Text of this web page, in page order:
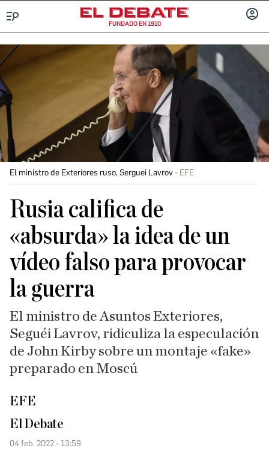
FUNDADO EN 1910
El ministro de Exteriores ruso, Serguei Lavrov EFE
Rusia califica de
«absurda» la idea de un
vídeo falso para provocar
la guerra
El ministro de Asuntos Exteriores,
Seguéi Lavrov, ridiculiza la especulación
de John Kirby sobre un montaje «fake»
preparado en Moscú
EFE
El Debate
04 feb. 2022 - 13:59